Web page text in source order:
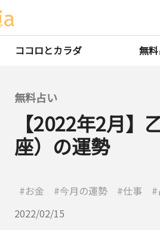
ココロとカラダ 無
無料占い
【2022年2月】
座）の運勢
お金 今月の運勢 仕事
2022/02/15